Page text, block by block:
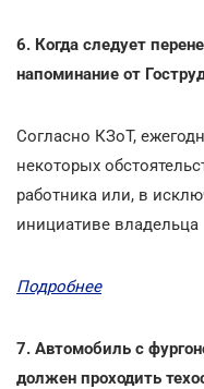
6. Когда следует
напоминание от
Согласно КЗоТ,
некоторых
работника или, в
инициативе владельца
Подробнее
7. Автомобиль с
должен проходить